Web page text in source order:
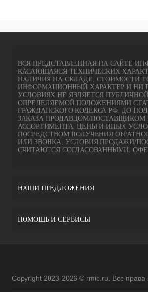
ВСЯ ПРЕДСТАВЛЕННАЯ НА САЙТЕ
КАСАЮЩАЯСЯ ТЕХНИЧЕСКИХ
НАЛИЧИЯ НА СКЛАДЕ, СТОИМОСТИ
ИНФОРМАЦИОННЫЙ ХАРАКТЕР И НИ
УСЛОВИЯХ НЕ ЯВЛЯЕТСЯ
ОПРЕДЕЛЯЕМОЙ ПОЛОЖЕНИЯМИ
ГРАЖДАНСКОГО КОДЕКСА РФ. ДО
ЗАКАЗА ПРОДАВЦОМ/ПОСТАВЩИКОМ
АССОРТИМЕНТА, ЦЕНЫ И ИНЫХ
ПОСРЕДСТВОМ ПОЛУЧЕНИЯ
ИЛИ ЗВОНКА, УСЛОВИЯ ПРОДАЖИ/
СЧИТАЮТСЯ СОГЛАСОВАННЫМИ.
НАШИ ПРЕДЛОЖЕНИЯ
ПОМОЩЬ И СЕРВИСЫ
Copyright 2023-2026 © rmio.ru. Все